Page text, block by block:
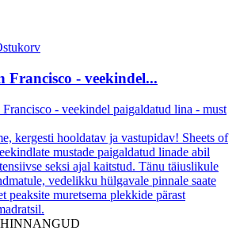
Francisco - veekindel...
kergesti hooldatav ja vastupidav! Sheets of
mustade paigaldatud linade abil
seksi ajal kaitstud. Tänu täiuslikule
vedelikku hülgavale pinnale saate
peaksite muretsema plekkide pärast